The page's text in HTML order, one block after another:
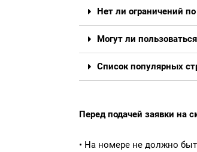
Нет ли ограничений
Могут ли
Список популярных
Перед подачей заявки на
• На номере не должно